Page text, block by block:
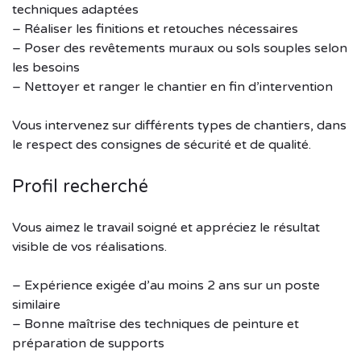
techniques adaptées
– Réaliser les finitions et retouches nécessaires
– Poser des revêtements muraux ou sols souples selon
les besoins
– Nettoyer et ranger le chantier en fin d’intervention
Vous intervenez sur différents types de chantiers, dans
le respect des consignes de sécurité et de qualité.
Profil recherché
Vous aimez le travail soigné et appréciez le résultat
visible de vos réalisations.
– Expérience exigée d’au moins 2 ans sur un poste
similaire
– Bonne maîtrise des techniques de peinture et
préparation de supports